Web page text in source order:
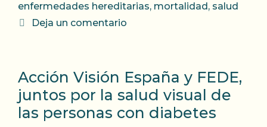
enfermedades hereditarias, mortalidad , salud
Deja un comentario
Acción Visión España y FEDE,
juntos por la salud visual de
las personas con diabetes